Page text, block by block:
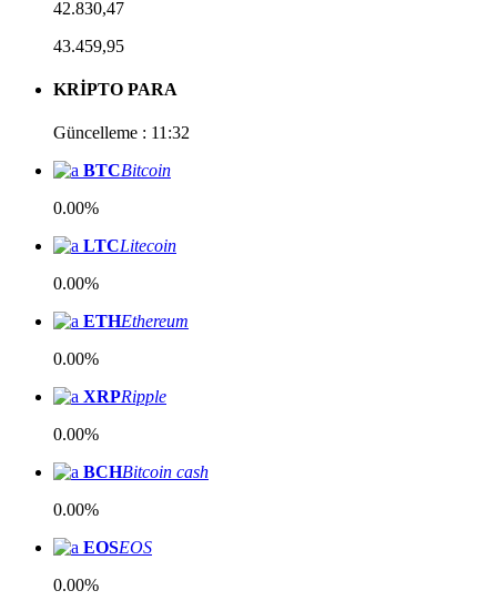
42.830,47
43.459,95
KRİPTO PARA
Güncelleme : 11:32
BTCBitcoin
0.00%
LTCLitecoin
0.00%
ETHEthereum
0.00%
XRPRipple
0.00%
BCHBitcoin cash
0.00%
EOSEOS
0.00%